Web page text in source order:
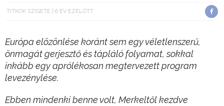
TITKOK SZIGETE 6 ÉV EZELŐTT
Európa elözönlése koránt sem egy véletlenszerű,
önmagát gerjesztő és tápláló folyamat, sokkal
inkább egy aprólékosan megtervezett program
levezénylése.
Ebben mindenki benne volt, Merkeltől kezdve